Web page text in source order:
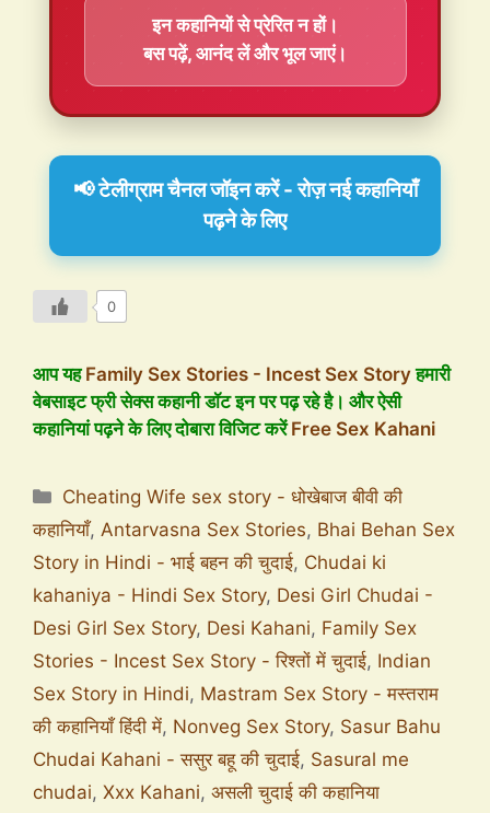
इन कहानियों से प्रेरित न हों।
बस पढ़ें, आनंद लें और भूल जाएं।
📢 टेलीग्राम चैनल जॉइन करें - रोज़ नई कहानियाँ
पढ़ने के लिए
0
आप यहFamily Sex Stories - Incest Sex Storyहमारी
वेबसाइट फ्री सेक्स कहानी डॉट इन पर पढ़ रहे है। और ऐसी
कहानियां पढ़ने के लिए दोबारा विजिट करेंFree Sex Kahani
Cheating Wife sex story - धोखेबाज बीवी की
कहानियाँ, Antarvasna Sex Stories, Bhai Behan Sex
Story in Hindi - भाई बहन की चुदाई, Chudai ki
kahaniya - Hindi Sex Story, Desi Girl Chudai -
Desi Girl Sex Story, Desi Kahani, Family Sex
Stories - Incest Sex Story - रिश्तों में चुदाई, Indian
Sex Story in Hindi, Mastram Sex Story - मस्तराम
की कहानियाँ हिंदी में, Nonveg Sex Story, Sasur Bahu
Chudai Kahani - ससुर बहू की चुदाई, Sasural me
chudai, Xxx Kahani, असली चुदाई की कहानिया